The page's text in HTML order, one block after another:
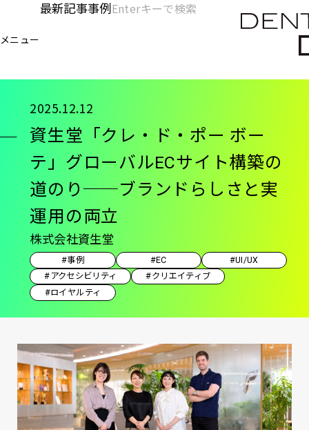
ン
ン
ツ
メニュー
[KC]
-
メ
イ
ン
最新記事事例
検
索
資
資生堂「クレ・ド・ポー ボー
テ」グローバルECサイト構築の
道のり──ブランドらしさと実
運用の両立
株式会社資生堂
2025.12.12
#事例 #EC
#UI/UX
#アクセシビリティ
#クリエイティブ
#ロイヤルティ